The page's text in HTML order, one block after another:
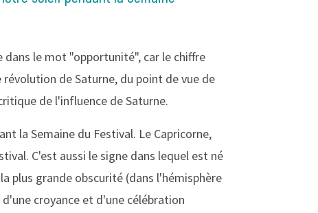
le mot "opportunité", car le chiffre
de Saturne, du point de vue de
de l'influence de Saturne.
la Semaine du Festival. Le Capricorne,
C'est aussi le signe dans lequel est né
plus grande obscurité (dans l'hémisphère
croyance et d'une célébration